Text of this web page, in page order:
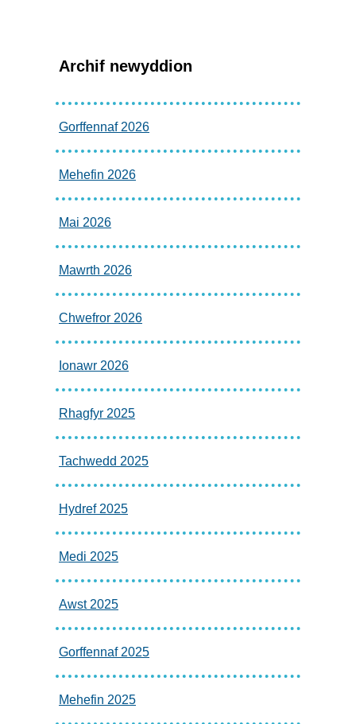
Archif newyddion
Gorffennaf 2026
Mehefin 2026
Mai 2026
Mawrth 2026
Chwefror 2026
Ionawr 2026
Rhagfyr 2025
Tachwedd 2025
Hydref 2025
Medi 2025
Awst 2025
Gorffennaf 2025
Mehefin 2025